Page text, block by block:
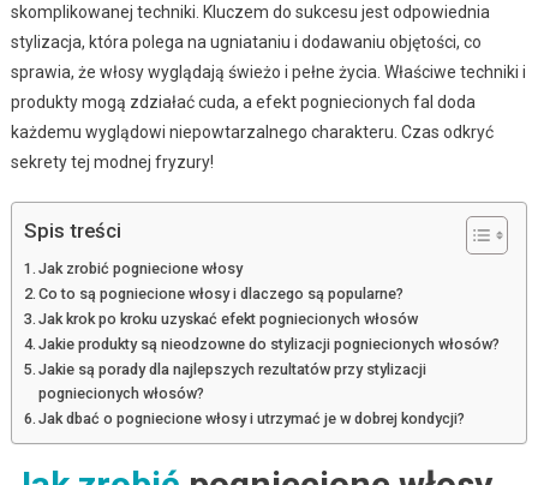
skomplikowanej techniki. Kluczem do sukcesu jest odpowiednia
stylizacja, która polega na ugniataniu i dodawaniu objętości, co
sprawia, że włosy wyglądają świeżo i pełne życia. Właściwe techniki i
produkty mogą zdziałać cuda, a efekt pogniecionych fal doda
każdemu wyglądowi niepowtarzalnego charakteru. Czas odkryć
sekrety tej modnej fryzury!
Spis treści
Jak zrobić pogniecione włosy
Co to są pogniecione włosy i dlaczego są popularne?
Jak krok po kroku uzyskać efekt pogniecionych włosów
Jakie produkty są nieodzowne do stylizacji pogniecionych włosów?
Jakie są porady dla najlepszych rezultatów przy stylizacji
pogniecionych włosów?
Jak dbać o pogniecione włosy i utrzymać je w dobrej kondycji?